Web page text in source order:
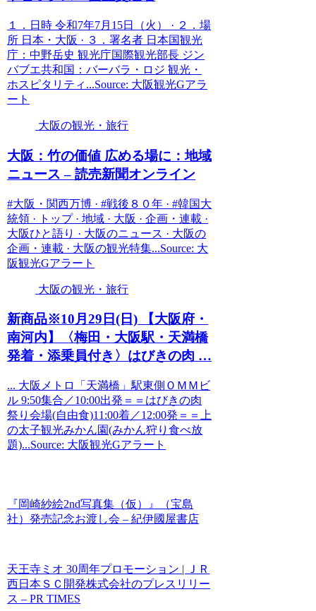
１．日時 令和7年7月15日（火） · ２．場
所 日本・大阪 · ３．署名者 日本国観光
庁：中野岳史 観光庁国際観光部長 ジン
バブエ共和国：バーバラ・ロジ 観光・
ホスピタリティ...Source: 大阪観光Gアラ
ート
大阪の観光・旅行
大阪 ：竹の価値 広める場に：地域
ニュース – 読売新聞オンライン
#大阪・関西万博 · #戦後８０年 · #韓国大
統領 · トップ · 地域 · 大阪 · 企画・連載 ·
大阪ひと語り · 大阪のニュース · 大阪の
企画・連載 · 大阪の観光特集...Source: 大
阪観光Gアラート
大阪の観光・旅行
新商品※10月29日(日) 【大阪府・
南河内】〈梅田・ 大阪駅・天満橋
発着・添乗員付き〉はびきの肉 …
... 大阪メトロ「天満橋」駅東側ＯＭＭビ
ル 9:50集合／10:00出発＝＝はびきの肉
祭り会場(自由食)11:00着／12:00発＝＝上
の太子観光みかん園(みかん狩り食べ放
題)...Source: 大阪観光Gアラート
『岡崎紗絵2nd写真集（仮）』（宝島
社）発売記念お渡し会 – 紀伊國屋書店
天王寺ミオ 30周年プロモーション | ＪＲ
西日本ＳＣ開発株式会社のプレスリリー
ス – PR TIMES